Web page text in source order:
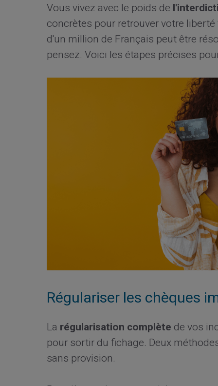
Vous vivez avec le poids de
concrètes pour retrouver votre
d'un million de Français peut être
pensez. Voici les étapes précises
Régulariser les chèques
La régularisation complète de vos
pour sortir du fichage. Deux
sans provision.